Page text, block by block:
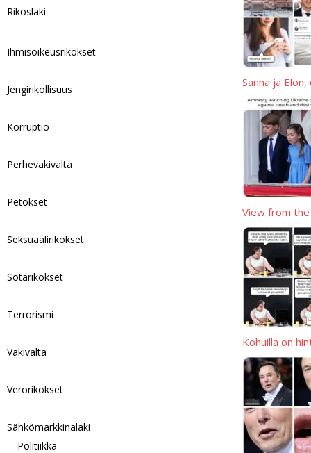
pL
Sanna ja
View from
Kohuilla on
Rikoslaki
Ihmisoikeusrikokset
Jengirikollisuus
Korruptio
Perheväkivalta
Petokset
Seksuaalirikokset
Sotarikokset
Terrorismi
Väkivalta
Verorikokset
Sähkömarkkinalaki
Politiikka